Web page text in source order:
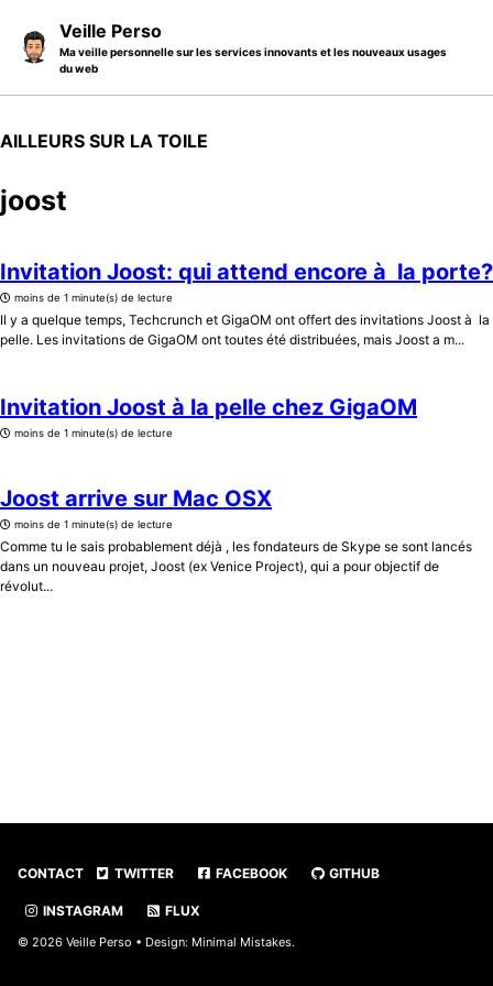
Veille Perso
Ma veille personnelle sur les services innovants et les nouveaux usages
du web
AILLEURS SUR LA TOILE
joost
Invitation Joost: qui attend encore à la porte?
moins de 1 minute(s) de lecture
Il y a quelque temps, Techcrunch et GigaOM ont offert des invitations Joost à la
pelle. Les invitations de GigaOM ont toutes été distribuées, mais Joost a m...
Invitation Joost à la pelle chez GigaOM
moins de 1 minute(s) de lecture
Joost arrive sur Mac OSX
moins de 1 minute(s) de lecture
Comme tu le sais probablement déjà , les fondateurs de Skype se sont lancés
dans un nouveau projet, Joost (ex Venice Project), qui a pour objectif de
révolut...
CONTACT TWITTER FACEBOOK GITHUB
INSTAGRAM FLUX
© 2026 Veille Perso • Design: Minimal Mistakes.